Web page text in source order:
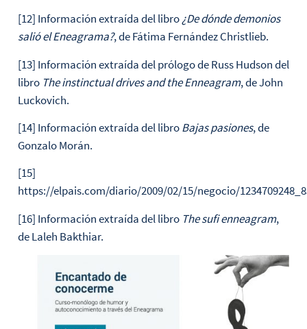
[12] Información extraída del libro¿De dónde demonios
salió el Eneagrama?, de Fátima Fernández Christlieb.
[13] Información extraída del prólogo de Russ Hudson del
libro The instinctual drives and the Enneagram, de John
Luckovich.
[14] Información extraída del libroBajas pasiones, de
Gonzalo Morán.
[15]
https://elpais.com/diario/2009/02/15/negocio/
[16] Información extraída del libro The sufi enneagram,
de Laleh Bakthiar.